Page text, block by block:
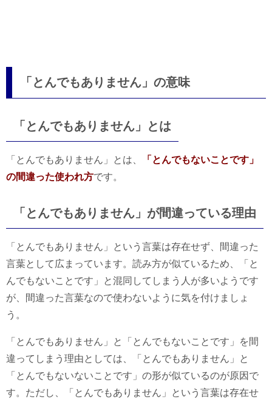
「とんでもありません」の意味
「とんでもありません」とは
「とんでもありません」とは、
「とんでもないことです」
の間違った使われ方です。
「とんでもありません」が間違っている理由
「とんでもありません」という言葉は存在せず、間違った
言葉として広まっています。読み方が似ているため、「と
んでもないことです」と混同してしまう人が多いようです
が、間違った言葉なので使わないように気を付けましょ
う。
「とんでもありません」と「とんでもないことです」を間
違ってしまう理由としては、「とんでもありません」と
「とんでもないないことです」の形が似ているのが原因で
す。ただし、「とんでもありません」という言葉は存在せ